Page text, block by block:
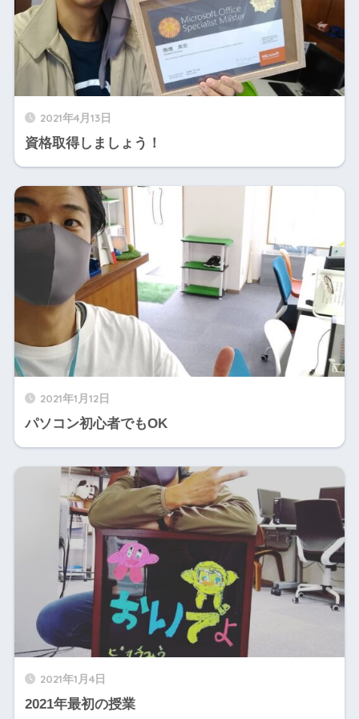
2021年4月13日
資格取得しましょう！
2021年1月12日
パソコン初心者でもOK
2021年1月4日
2021年最初の授業